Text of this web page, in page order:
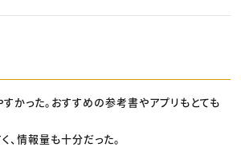
すかった。おすすめの参考書やアプリもとても
、情報量も十分だった。